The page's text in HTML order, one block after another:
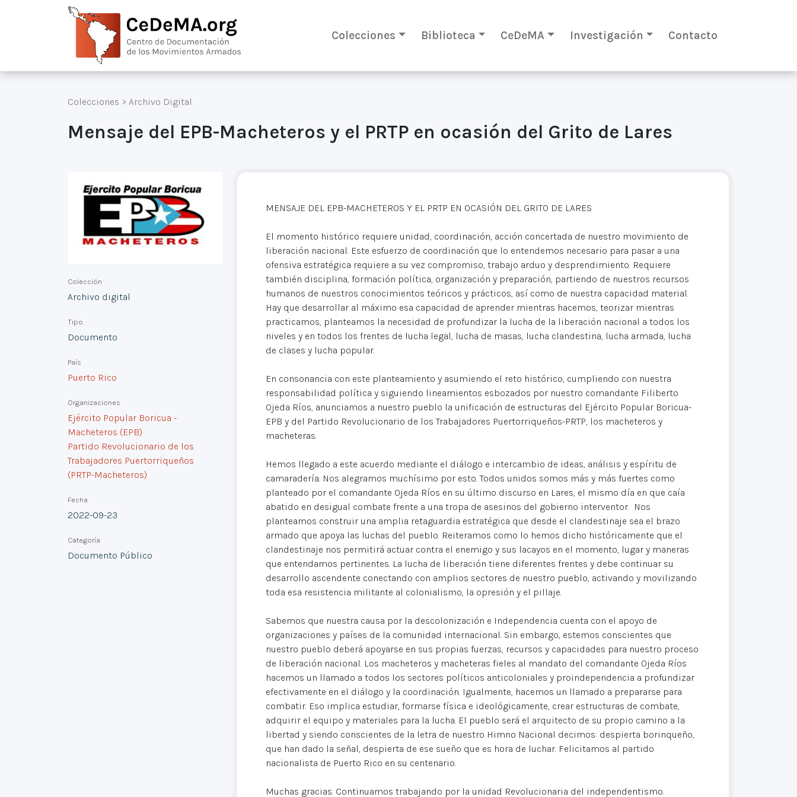
Colecciones Biblioteca CeDeMA Investigación Contacto
Colecciones > Archivo Digital
Mensaje del EPB-Macheteros y el PRTP en ocasión del Grito de Lares
Colección
Archivo digital
Tipo
Documento
País
Puerto Rico
Organizaciones
Ejército Popular Boricua -
Macheteros (EPB)
Partido Revolucionario de los
Trabajadores Puertorriqueños
(PRTP-Macheteros)
Fecha
2022-09-23
Categoría
Documento Público
MENSAJE DEL EPB-MACHETEROS Y EL PRTP EN OCASIÓN DEL GRITO DE LARES
El momento histórico requiere unidad, coordinación, acción concertada de nuestro movimiento de
liberación nacional. Este esfuerzo de coordinación que lo entendemos necesario para pasar a una
ofensiva estratégica requiere a su vez compromiso, trabajo arduo y desprendimiento. Requiere
también disciplina, formación política, organización y preparación, partiendo de nuestros recursos
humanos de nuestros conocimientos teóricos y prácticos, así como de nuestra capacidad material.
Hay que desarrollar al máximo esa capacidad de aprender mientras hacemos, teorizar mientras
practicamos, planteamos la necesidad de profundizar la lucha de la liberación nacional a todos los
niveles y en todos los frentes de lucha legal, lucha de masas, lucha clandestina, lucha armada, lucha
de clases y lucha popular.
En consonancia con este planteamiento y asumiendo el reto histórico, cumpliendo con nuestra
responsabilidad política y siguiendo lineamientos esbozados por nuestro comandante Filiberto
Ojeda Ríos, anunciamos a nuestro pueblo la unificación de estructuras del Ejército Popular Boricua-
EPB y del Partido Revolucionario de los Trabajadores Puertorriqueños-PRTP, los macheteros y
macheteras.
Hemos llegado a este acuerdo mediante el diálogo e intercambio de ideas, análisis y espíritu de
camaradería. Nos alegramos muchísimo por esto. Todos unidos somos más y más fuertes como
planteado por el comandante Ojeda Ríos en su último discurso en Lares, el mismo día en que caía
abatido en desigual combate frente a una tropa de asesinos del gobierno interventor. Nos
planteamos construir una amplia retaguardia estratégica que desde el clandestinaje sea el brazo
armado que apoya las luchas del pueblo. Reiteramos como lo hemos dicho históricamente que el
clandestinaje nos permitirá actuar contra el enemigo y sus lacayos en el momento, lugar y maneras
que entendamos pertinentes. La lucha de liberación tiene diferentes frentes y debe continuar su
desarrollo ascendente conectando con amplios sectores de nuestro pueblo, activando y movilizando
toda esa resistencia militante al colonialismo, la opresión y el pillaje.
Sabemos que nuestra causa por la descolonización e Independencia cuenta con el apoyo de
organizaciones y países de la comunidad internacional. Sin embargo, estemos conscientes que
nuestro pueblo deberá apoyarse en sus propias fuerzas, recursos y capacidades para nuestro proceso
de liberación nacional. Los macheteros y macheteras fieles al mandato del comandante Ojeda Ríos
hacemos un llamado a todos los sectores políticos anticoloniales y proindependencia a profundizar
efectivamente en el diálogo y la coordinación. Igualmente, hacemos un llamado a prepararse para
combatir. Eso implica estudiar, formarse física e ideológicamente, crear estructuras de combate,
adquirir el equipo y materiales para la lucha. El pueblo será el arquitecto de su propio camino a la
libertad y siendo conscientes de la letra de nuestro Himno Nacional decimos: despierta borinqueño,
que han dado la señal, despierta de ese sueño que es hora de luchar. Felicitamos al partido
nacionalista de Puerto Rico en su centenario.
Muchas gracias. Continuamos trabajando por la unidad Revolucionaria del independentismo.